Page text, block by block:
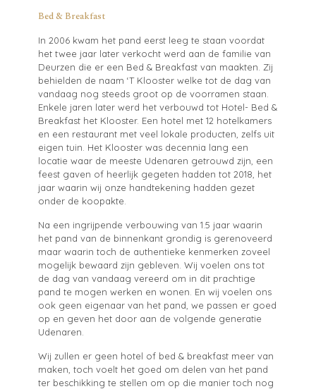
Bed & Breakfast
In 2006 kwam het pand eerst leeg te staan voordat
het twee jaar later verkocht werd aan de familie van
Deurzen die er een Bed & Breakfast van maakten. Zij
behielden de naam ‘T Klooster welke tot de dag van
vandaag nog steeds groot op de voorramen staan.
Enkele jaren later werd het verbouwd tot Hotel- Bed &
Breakfast het Klooster. Een hotel met 12 hotelkamers
en een restaurant met veel lokale producten, zelfs uit
eigen tuin. Het Klooster was decennia lang een
locatie waar de meeste Udenaren getrouwd zijn, een
feest gaven of heerlijk gegeten hadden tot 2018, het
jaar waarin wij onze handtekening hadden gezet
onder de koopakte.
Na een ingrijpende verbouwing van 1.5 jaar waarin
het pand van de binnenkant grondig is gerenoveerd
maar waarin toch de authentieke kenmerken zoveel
mogelijk bewaard zijn gebleven. Wij voelen ons tot
de dag van vandaag vereerd om in dit prachtige
pand te mogen werken en wonen. En wij voelen ons
ook geen eigenaar van het pand, we passen er goed
op en geven het door aan de volgende generatie
Udenaren.
Wij zullen er geen hotel of bed & breakfast meer van
maken, toch voelt het goed om delen van het pand
ter beschikking te stellen om op die manier toch nog